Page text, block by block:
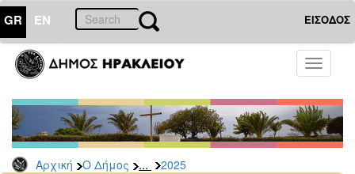
GR EN ΕΙΣΟΔΟΣ
Toggle
Αρχική Ο Δήμος ... 2025
ΔΗΜΟΣ
Διακηρύξεις
Δημοπρασίες
Αρχείο